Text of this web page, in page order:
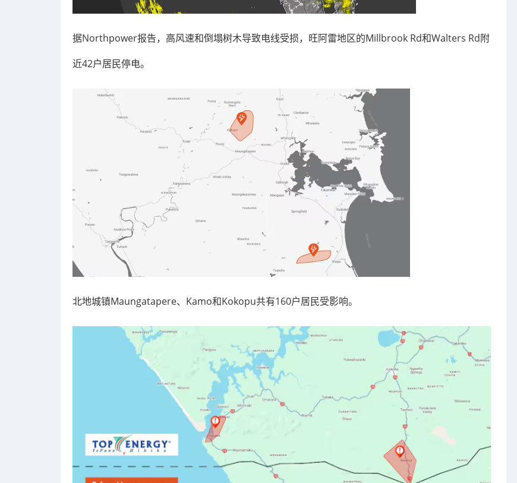
据Northpower报告，高风速和倒塌树木导致电线受损，旺阿雷地区的Millbrook Rd和Walters Rd附
近42户居民停电。
北地城镇Maungatapere、Kamo和Kokopu共有160户居民受影响。